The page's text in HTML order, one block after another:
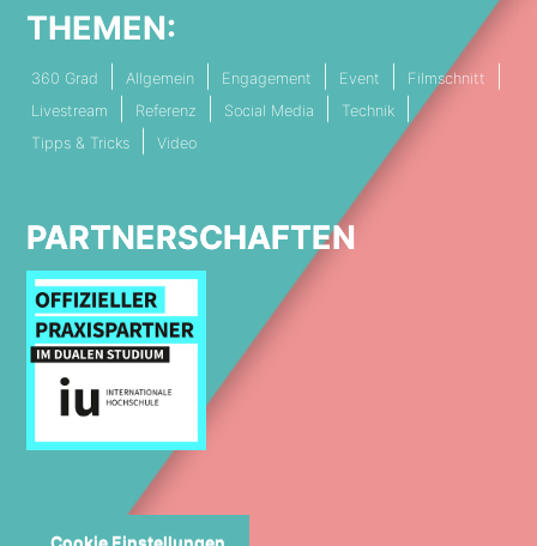
THEMEN:
360 Grad Allgemein Engagement Event
Filmschnitt
Livestream
Referenz Social Media
Technik
Tipps & Tricks
Video
PARTNERSCHAFTEN
Cookie Einstellungen